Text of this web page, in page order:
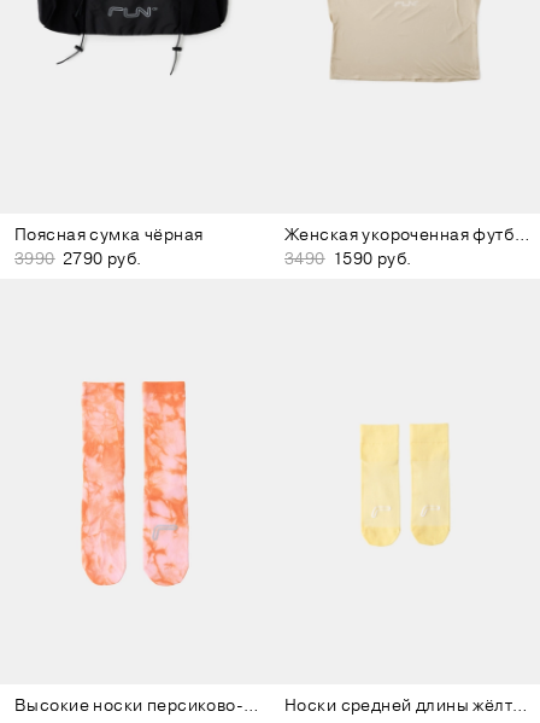
Поясная сумка чёрная
3990 2790 руб.
Женская укороченная футболка бежевая
3490 1590 руб.
Высокие носки персиково-розовые
Носки средней длины жёлтые